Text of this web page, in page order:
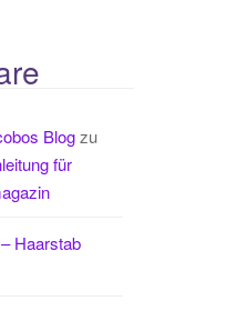
Blogzu
für
Haarstab